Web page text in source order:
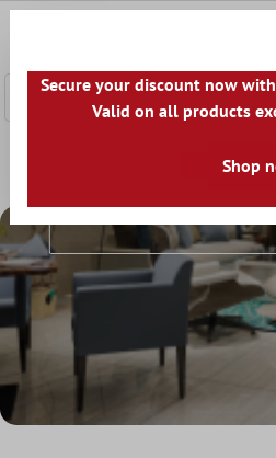
Formato
80x80
Secure your discount now
Valid on all products
Shop